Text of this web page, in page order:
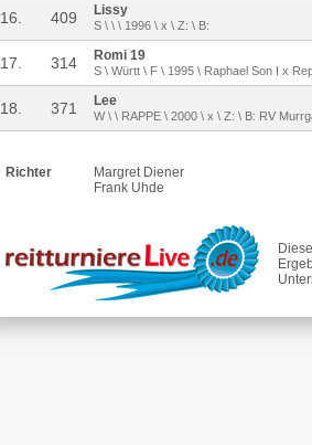
16. 409 Lissy
S \ \ \ 1996 \ x \ Z: \ B:
17. 314 Romi 19
S \ Württ \ F \ 1995 \ Raphael Son I x
18. 371 Lee
W \ \ RAPPE \ 2000 \ x \ Z: \ B: RV
Richter
Margret Diener
Frank Uhde